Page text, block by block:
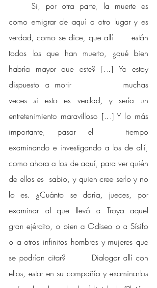
Si, por otra parte, la muerte es
como emigrar de aquí a otro lugar y es
verdad, como se dice, que allí 	están
todos los que han muerto, ¿qué bien
habría mayor que este? [...] Yo estoy
dispuesto a morir
muchas
veces si esto es verdad, y sería un
entretenimiento maravilloso [...] Y lo más
importante, pasar el 	tiempo
examinando e investigando a los de allí,
como ahora a los de aquí, para ver quién
de ellos es 	sabio, y quien cree serlo y no
lo es. ¿Cuánto se daría, jueces, por
examinar al que llevó a Troya aquel
gran ejército, o bien a Odiseo o a Sísifo
o a otros infinitos hombres y mujeres que
se podrían citar?
Dialogar allí con
ellos, estar en su compañía y examinarlos